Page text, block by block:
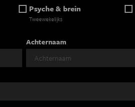
Psyche & brein
Tweewekelijks
Achternaam